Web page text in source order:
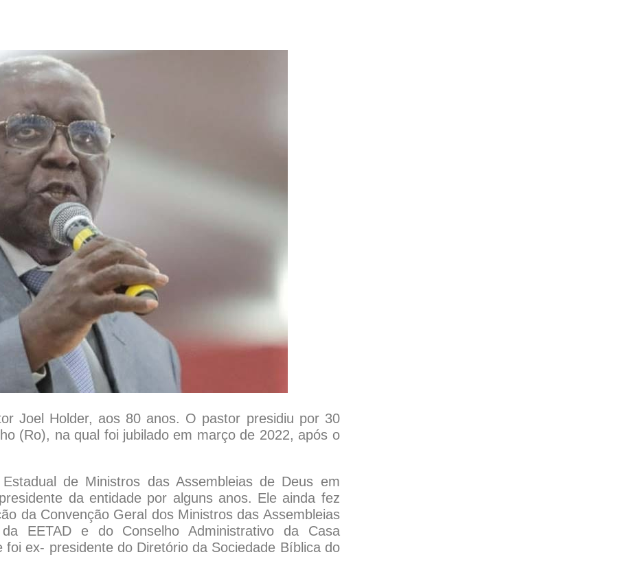
Joel Holder, aos 80 anos. O pastor presidiu por 30
(Ro), na qual foi jubilado em março de 2022, após o
de Ministros das Assembleias de Deus em
da entidade por alguns anos. Ele ainda fez
da Convenção Geral dos Ministros das Assembleias
EETAD e do Conselho Administrativo da Casa
ex- presidente do Diretório da Sociedade Bíblica do